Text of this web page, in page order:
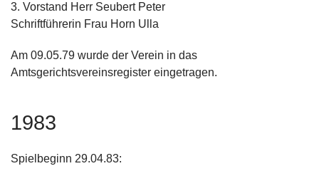
3. Vorstand Herr Seubert Peter
Schriftführerin Frau Horn Ulla
Am 09.05.79 wurde der Verein in das
Amtsgerichtsvereinsregister eingetragen.
1983
Spielbeginn 29.04.83: